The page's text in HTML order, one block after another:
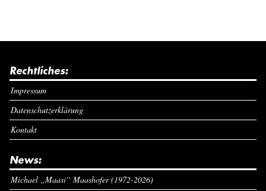
Rechtliches:
Impressum
Datenschutzerklärung
Kontakt
News:
Michael „Maasi“ Maashofer (1972-2026)